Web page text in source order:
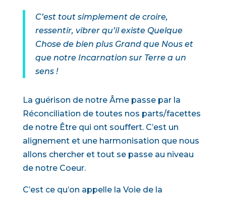
C’est tout simplement de croire,
ressentir, vibrer qu’il existe Quelque
Chose de bien plus Grand que Nous et
que notre Incarnation sur Terre a un
sens !
La guérison de notre Âme passe par la
Réconciliation de toutes nos parts/facettes
de notre Être qui ont souffert. C’est un
alignement et une harmonisation que nous
allons chercher et tout se passe au niveau
de notre Coeur.
C’est ce qu’on appelle la Voie de la